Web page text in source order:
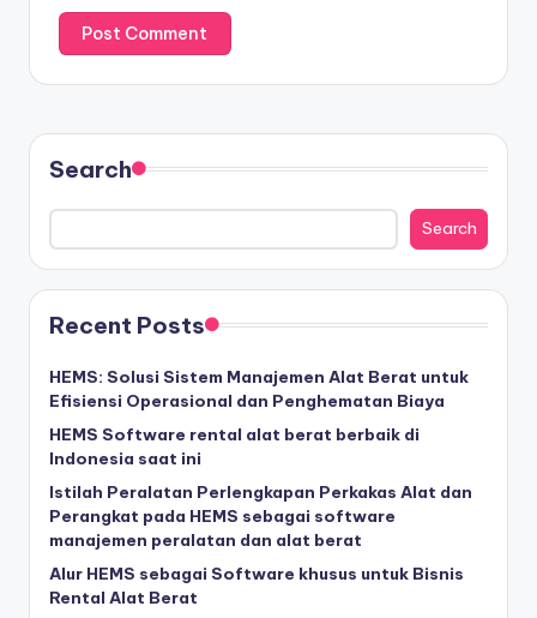
Search
Search
Recent Posts
HEMS: Solusi Sistem Manajemen Alat Berat untuk
Efisiensi Operasional dan Penghematan Biaya
HEMS Software rental alat berat berbaik di
Indonesia saat ini
Istilah Peralatan Perlengkapan Perkakas Alat dan
Perangkat pada HEMS sebagai software
manajemen peralatan dan alat berat
Alur HEMS sebagai Software khusus untuk Bisnis
Rental Alat Berat